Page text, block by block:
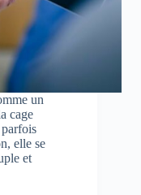
un
cage
elle se
et